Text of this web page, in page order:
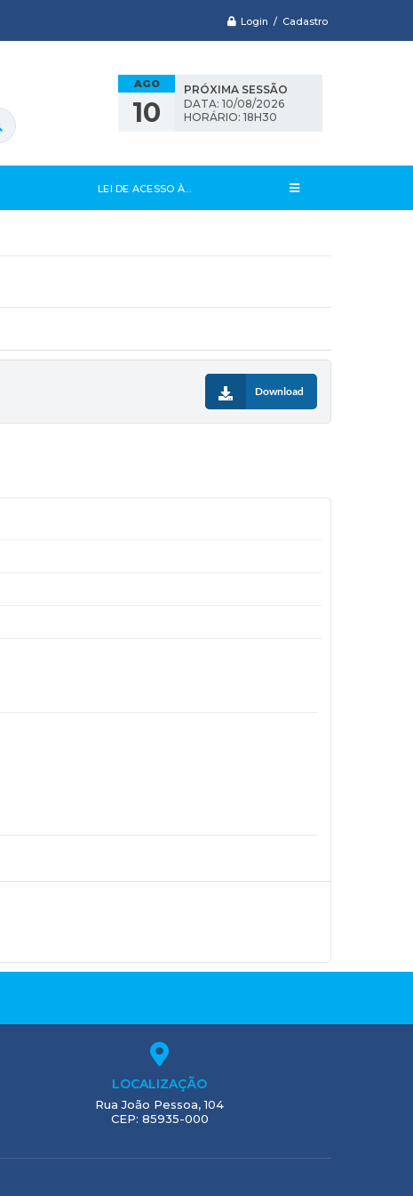
Login / Cadastro
AGO
10
PRÓXIMA SESSÃO
DATA: 10/08/2026
HORÁRIO: 18H30
LEI DE ACESSO À...
Download
LOCALIZAÇÃO
Rua João Pessoa, 104
CEP: 85935-000